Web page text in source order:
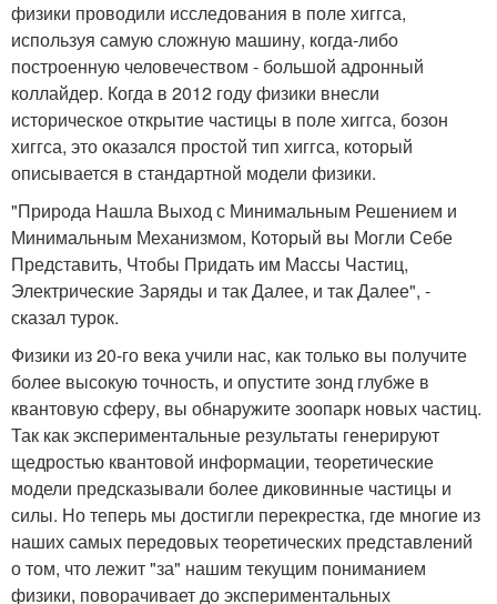
физики проводили исследования в поле хиггса,
используя самую сложную машину, когда-либо
построенную человечеством - большой адронный
коллайдер. Когда в 2012 году физики внесли
историческое открытие частицы в поле хиггса, бозон
хиггса, это оказался простой тип хиггса, который
описывается в стандартной модели физики.
"Природа Нашла Выход с Минимальным Решением и
Минимальным Механизмом, Который вы Могли Себе
Представить, Чтобы Придать им Массы Частиц,
Электрические Заряды и так Далее, и так Далее", -
сказал турок.
Физики из 20-го века учили нас, как только вы получите
более высокую точность, и опустите зонд глубже в
квантовую сферу, вы обнаружите зоопарк новых частиц.
Так как экспериментальные результаты генерируют
щедростью квантовой информации, теоретические
модели предсказывали более диковинные частицы и
силы. Но теперь мы достигли перекрестка, где многие из
наших самых передовых теоретических представлений
о том, что лежит "за" нашим текущим пониманием
физики, поворачивает до экспериментальных